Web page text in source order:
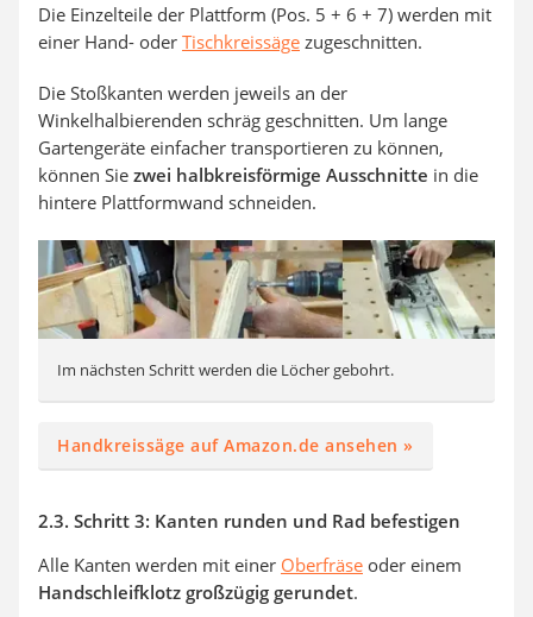
Die Einzelteile der Plattform (Pos. 5 + 6 + 7) werden mit
einer Hand- oder Tischkreissäge zugeschnitten.
Die Stoßkanten werden jeweils an der
Winkelhalbierenden schräg geschnitten. Um lange
Gartengeräte einfacher transportieren zu können,
können Sie zwei halbkreisförmige Ausschnitte in die
hintere Plattformwand schneiden.
Im nächsten Schritt werden die Löcher gebohrt.
Handkreissäge auf Amazon.de ansehen »
2.3. Schritt 3: Kanten runden und Rad befestigen
Alle Kanten werden mit einer Oberfräse oder einem
Handschleifklotz großzügig gerundet.